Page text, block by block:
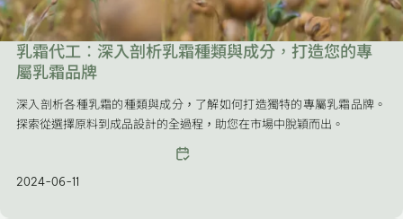
乳霜代工：深入剖析乳霜種類與成分，打造您的專
屬乳霜品牌
深入剖析各種乳霜的種類與成分，了解如何打造獨特的專屬乳霜品牌。
探索從選擇原料到成品設計的全過程，助您在市場中脫穎而出。
2024-06-11